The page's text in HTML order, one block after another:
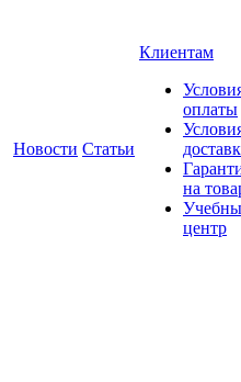
Новости Статьи
Клиентам
оплаты
на
центр